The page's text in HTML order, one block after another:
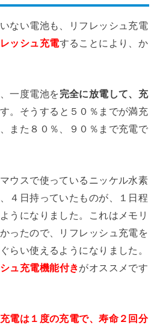
ない電池も、リフレッシュ充電
ッシュ充電することにより、か
一度電池を完全に放電して、充
。そうすると５０％までが満充
また８０％、９０％まで充電で
ウスで使っているニッケル水素
４日持っていたものが、１日程
うになりました。これはメモリ
ったので、リフレッシュ充電を
らい使えるようになりました。
ュ充電機能付きがオススメです
電は１度の充電で、寿命２回分